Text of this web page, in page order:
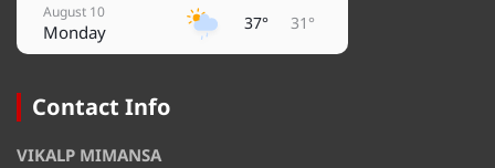
August 10
Monday 37° 31°
Tuesday
Wednesday
Contact Info
VIKALP MIMANSA